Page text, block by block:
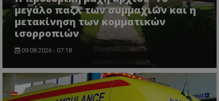
μεγάλο παζλ των συμμαχιών και η
μετακίνηση των κομματικών
ισορροπιών
09.08.2026 - 07:18